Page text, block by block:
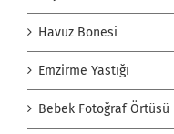
Havuz Bonesi
Emzirme Yastığı
Bebek Fotoğraf Örtüsü